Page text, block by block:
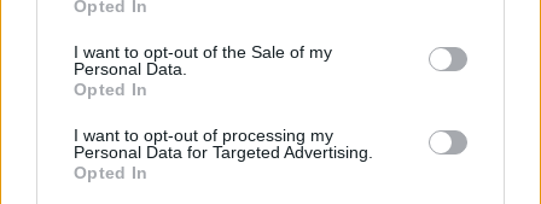
Opted In
I want to opt-out of the Sale of my
Personal Data.
Opted In
I want to opt-out of processing my
Personal Data for Targeted Advertising.
Opted In